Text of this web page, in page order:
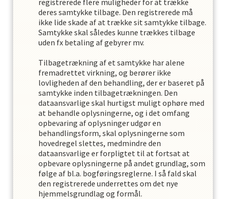
registrerede flere muligheder for at trække
deres samtykke tilbage. Den registrerede må
ikke lide skade af at trække sit samtykke tilbage.
Samtykke skal således kunne trækkes tilbage
uden fx betaling af gebyrer mv.
Tilbagetrækning af et samtykke har alene
fremadrettet virkning, og berører ikke
lovligheden af den behandling, der er baseret på
samtykke inden tilbagetrækningen. Den
dataansvarlige skal hurtigst muligt ophøre med
at behandle oplysningerne, og i det omfang
opbevaring af oplysninger udgør en
behandlingsform, skal oplysningerne som
hovedregel slettes, medmindre den
dataansvarlige er forpligtet til at fortsat at
opbevare oplysningerne på andet grundlag, som
følge af bl.a. bogføringsreglerne. I så fald skal
den registrerede underrettes om det nye
hjemmelsgrundlag og formål.